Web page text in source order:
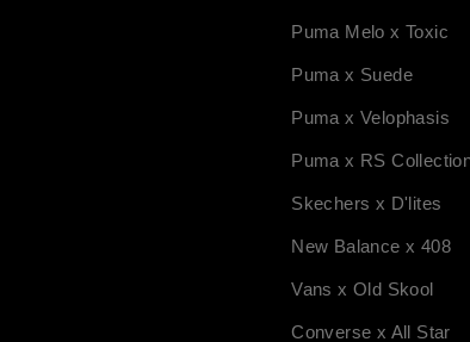
Puma Melo x Toxic
Puma x Suede
Puma x Velophasis
Puma x RS
Skechers x D'lites
New Balance x 408
Vans x Old Skool
Converse x All Star